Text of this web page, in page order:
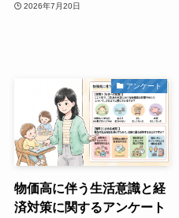
2026年7月20日
アンケート
物価高に伴う生活意識と経
済対策に関するアンケート